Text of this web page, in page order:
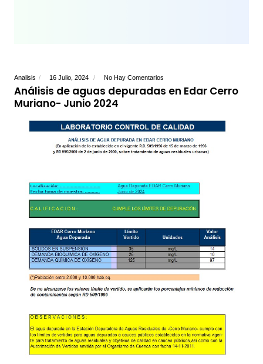
Analisis 16 Julio, 2024 No Hay Comentarios
Análisis de aguas depuradas en Edar Cerro
Muriano- Junio 2024